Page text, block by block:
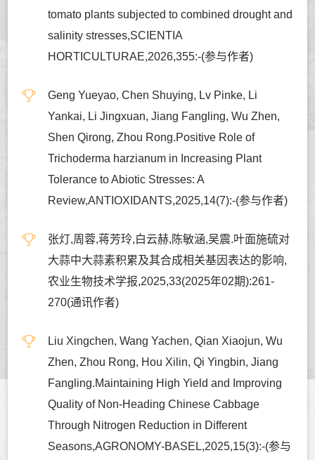
tomato plants subjected to combined drought and
salinity stresses,SCIENTIA
HORTICULTURAE,2026,355:-(参与作者)
Geng Yueyao, Chen Shuying, Lv Pinke, Li
Yankai, Li Jingxuan, Jiang Fangling, Wu Zhen,
Shen Qirong, Zhou Rong.Positive Role of
Trichoderma harzianum in Increasing Plant
Tolerance to Abiotic Stresses: A
Review,ANTIOXIDANTS,2025,14(7):-(参与作者)
张灯,周蓉,蒋芳玲,白云赫,陈敏涵,吴震.叶面施硫对
大蒜中大蒜素积累及其合成相关基因表达的影响,
农业生物技术学报,2025,33(2025年02期):261-
270(通讯作者)
Liu Xingchen, Wang Yachen, Qian Xiaojun, Wu
Zhen, Zhou Rong, Hou Xilin, Qi Yingbin, Jiang
Fangling.Maintaining High Yield and Improving
Quality of Non-Heading Chinese Cabbage
Through Nitrogen Reduction in Different
Seasons,AGRONOMY-BASEL,2025,15(3):-(参与